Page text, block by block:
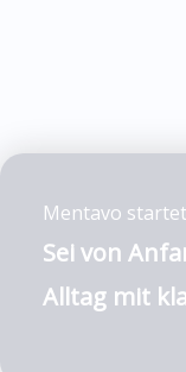
Mentavo
Sei von
Alltag mit